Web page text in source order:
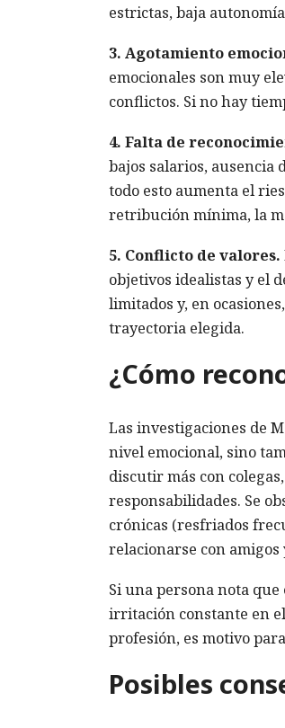
estrictas, baja
3. Agotamiento
emocionales son muy
conflictos. Si no hay
4. Falta de
bajos salarios, ausencia
todo esto aumenta el
retribución mínima, la
5. Conflicto de valores.
objetivos idealistas y el
limitados y, en
trayectoria elegida.
¿Cómo
Las investigaciones de
nivel emocional, sino
discutir más con
responsabilidades. Se
crónicas (resfriados
relacionarse con
Si una persona nota que
irritación constante en
profesión, es motivo
Posibles